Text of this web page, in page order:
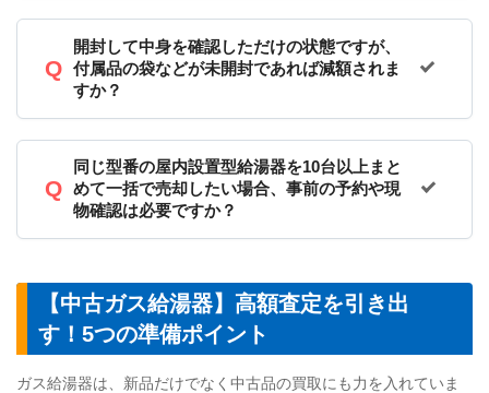
開封して中身を確認しただけの状態ですが、
付属品の袋などが未開封であれば減額されま
すか？
同じ型番の屋内設置型給湯器を10台以上まと
めて一括で売却したい場合、事前の予約や現
物確認は必要ですか？
【中古ガス給湯器】高額査定を引き出
す！5つの準備ポイント
ガス給湯器は、新品だけでなく中古品の買取にも力を入れていま